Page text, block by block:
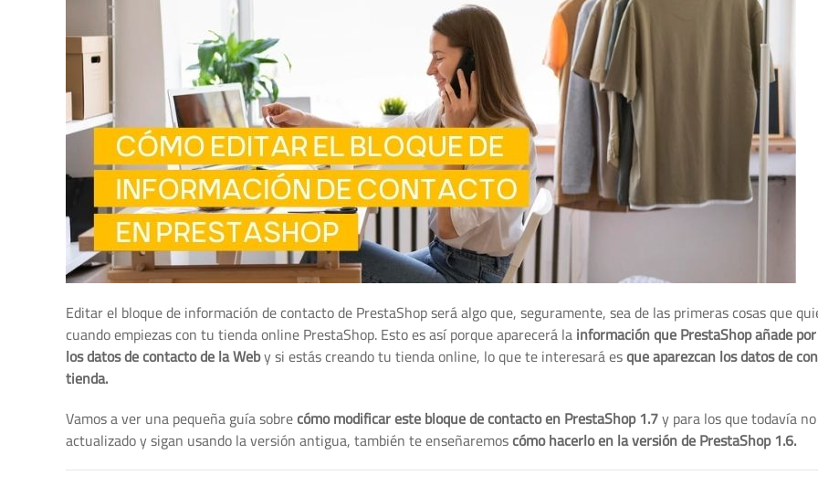
Editar el bloque de información de contacto de PrestaShop será algo que, seguramente, sea de las primeras cosas que
cuando empiezas con tu tienda online PrestaShop. Esto es así porque aparecerá lainformación que PrestaShop añade
los datos de contacto de la Weby si estás creando tu tienda online, lo que te interesará esque aparezcan los datos de
tienda.
Vamos a ver una pequeña guía sobrecómo modificar este bloque de contacto en PrestaShop 1.7y para los que todavía
actualizado y sigan usando la versión antigua, también te enseñaremoscómo hacerlo en la versión de PrestaShop 1.6.